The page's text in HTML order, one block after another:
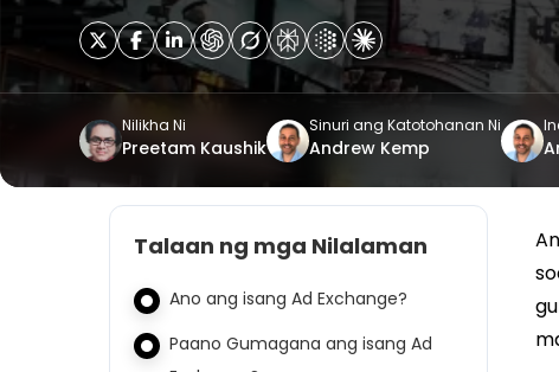
Nilikha Ni
Preetam Kaushik
Sinuri ang Katotohanan Ni
Andrew Kemp
Talaan ng mga Nilalaman
Ano ang isang Ad Exchange?
Paano Gumagana ang isang Ad